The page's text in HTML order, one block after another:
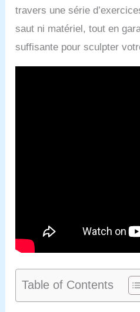
travers une série
saut ni matériel, tout en
suffisante pour sculpter
Table of Contents